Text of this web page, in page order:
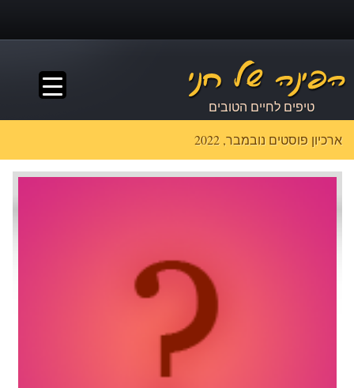
טיפים לחיים הטובים
ארכיון פוסטים נובמבר, 2022